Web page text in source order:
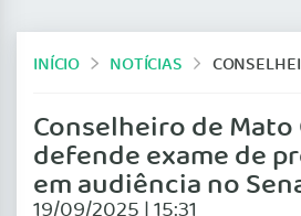
INÍCIO NOTÍCIAS CONSELHEIRO DE MATO GROSSO
Conselheiro de Mato
defende exame de
em audiência no